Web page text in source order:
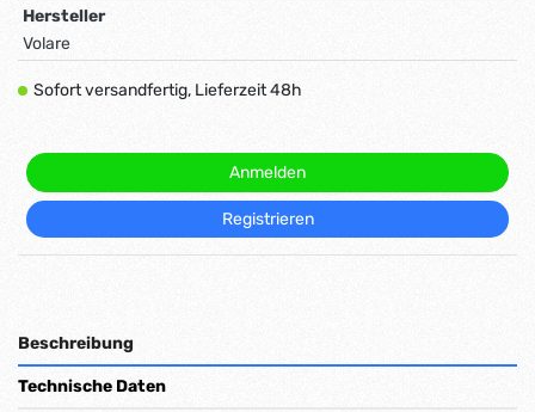
Hersteller
Volare
Sofort versandfertig, Lieferzeit 48h
Anmelden
Registrieren
Beschreibung
Technische Daten